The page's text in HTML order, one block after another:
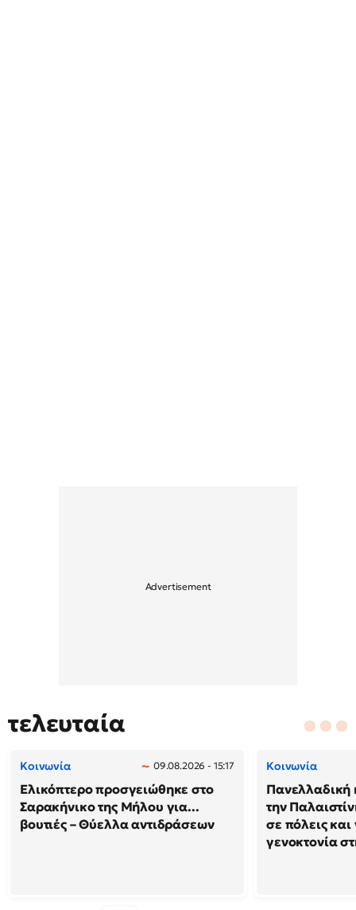
τελευταία
Κοινωνία 09.08.2026 - 15:17
Ελικόπτερο προσγειώθηκε στο
Σαρακήνικο της Μήλου για...
βουτιές – Θύελλα αντιδράσεων
Κοινωνία
Πανελλαδική
την
σε πόλεις και
γενοκτονία